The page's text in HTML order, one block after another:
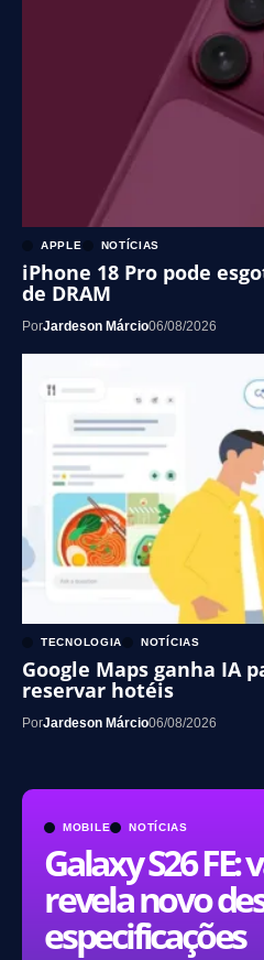
MOBILE NOTÍCIAS
Galaxy S26
revela novo
especificações
APPLE NOTÍCIAS
iPhone 18 Pro pode
de DRAM
PorJardeson Márcio06/08/2026
TECNOLOGIA NOTÍCIAS
Google Maps ganha IA
reservar hotéis
PorJardeson Márcio06/08/2026